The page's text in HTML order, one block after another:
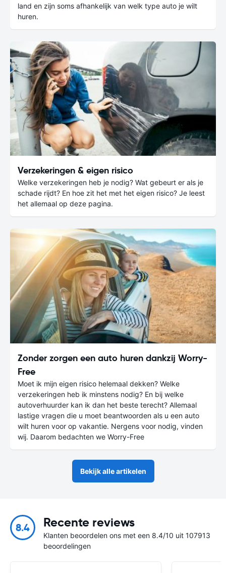
land en zijn soms afhankelijk van welk type auto je wilt
huren.
Verzekeringen & eigen risico
Welke verzekeringen heb je nodig? Wat gebeurt er als je
schade rijdt? En hoe zit het met het eigen risico? Je leest
het allemaal op deze pagina.
Zonder zorgen een auto huren dankzij Worry-
Free
Moet ik mijn eigen risico helemaal dekken? Welke
verzekeringen heb ik minstens nodig? En bij welke
autoverhuurder kan ik dan het beste terecht? Allemaal
lastige vragen die u moet beantwoorden als u een auto
wilt huren voor op vakantie. Nergens voor nodig, vinden
wij. Daarom bedachten we Worry-Free
Bekijk alle artikelen
8.4 Recente reviews
Klanten beoordelen ons met een 8.4/10 uit 107913
beoordelingen